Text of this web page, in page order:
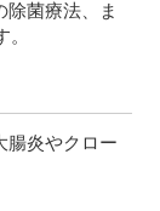
菌療法、ま
腸炎やクロー